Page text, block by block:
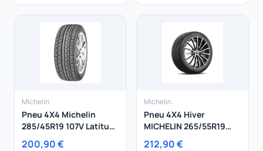
Michelin
Pneu 4X4 Michelin
285/45R19 107V Latitude
Diamaris
200,90 €
Michelin
Pneu 4X4 Hiver
MICHELIN 265/55R19
113T X-ICE NORTH 4 XL
212,90 €